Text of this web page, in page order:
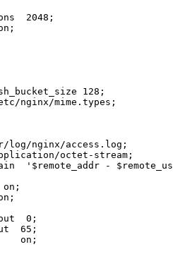
2048;
128;
nginx/mime.types;
log/nginx/access.log;
octet-stream;
'$remote_addr -
0;
65;
on;